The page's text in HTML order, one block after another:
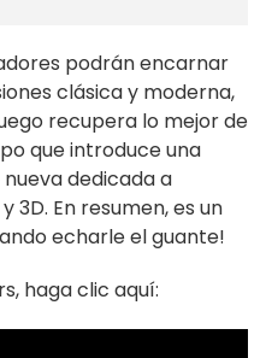
podrán encarnar
clásica y moderna,
recupera lo mejor de
que introduce una
dedicada a
3D. En resumen, es un
echarle el guante!
haga clic aquí: